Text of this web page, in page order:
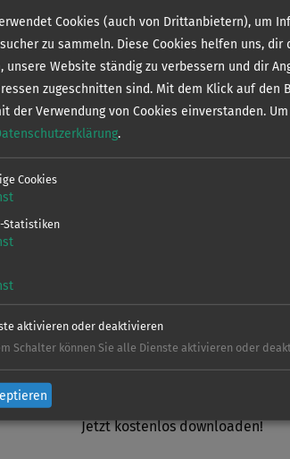
und Friedrichsthal
Friedrichsthal
Sonderbestimmungen
Jetzt kostenlos downloaden!
Cookies (auch von Drittanbietern), um
zu sammeln. Diese Cookies helfen uns,
unsere Website ständig zu verbessern und dir
zugeschnitten sind. Mit dem Klick auf den
der Verwendung von Cookies einverstanden.
.
Cookies
Statistiken
aktivieren oder deaktivieren
Schalter können Sie alle Dienste aktivieren oder